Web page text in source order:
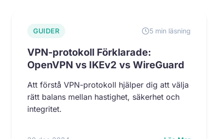
GUIDER 5 min läsning
VPN-protokoll Förklarade:
OpenVPN vs IKEv2 vs WireGuard
Att förstå VPN-protokoll hjälper dig att välja
rätt balans mellan hastighet, säkerhet och
integritet.